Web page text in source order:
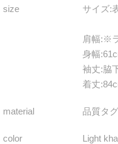
size サイズ:
肩幅:※
身幅
袖丈:脇
着丈
material 品質タ
color Light